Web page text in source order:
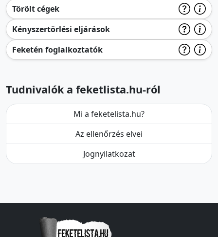
Törölt cégek
Kényszertörlési eljárások
Feketén foglalkoztatók
Tudnivalók a feketlista.hu-ról
Mi a feketelista.hu?
Az ellenőrzés elvei
Jognyilatkozat